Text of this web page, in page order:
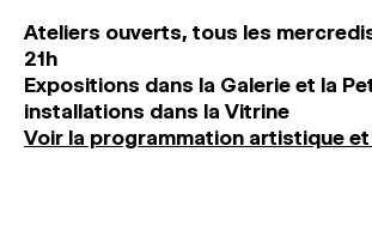
Ateliers ouverts, tous les
21h
Expositions dans la Galerie et la
installations dans la Vitrine
Voir la programmation artistique